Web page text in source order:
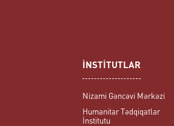
İNSTİTUTLAR
Nizami Gəncəvi Mərkəzi
Humanitar Tədqiqatlar
İnstitutu